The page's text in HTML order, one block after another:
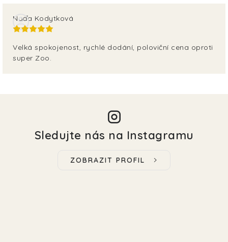
Naďa Kodytková
Velká spokojenost, rychlé dodání, poloviční cena oproti
super Zoo.
Sledujte nás na Instagramu
ZOBRAZIT PROFIL